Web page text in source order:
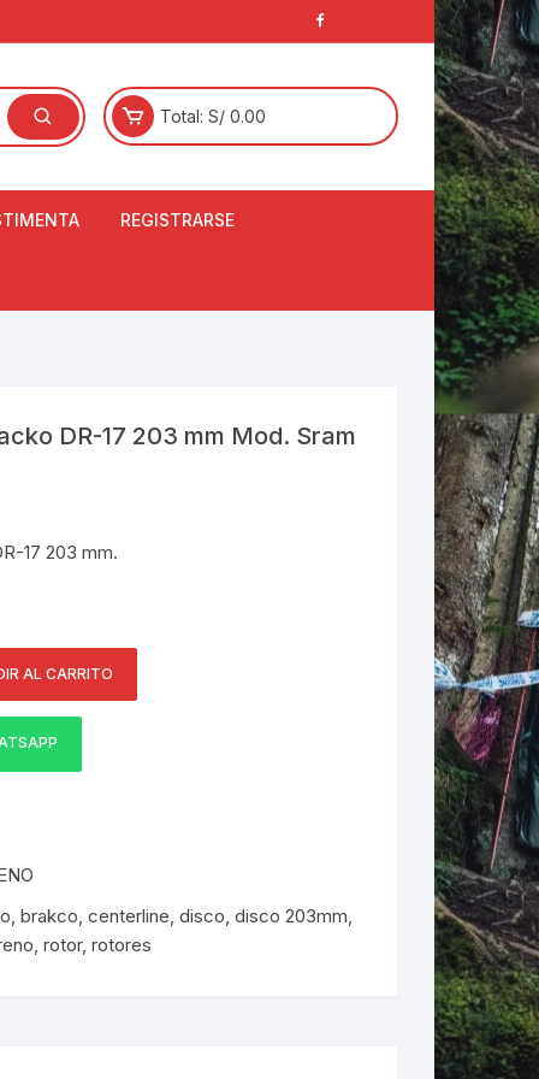
Total: S/0.00
MTB Y RUTA
REGISTRARSE
DR-17 203 mm Mod. Sram
17 203 mm.
AL CARRITO
,brakco,centerline,disco,disco 203mm,
,rotor,rotores